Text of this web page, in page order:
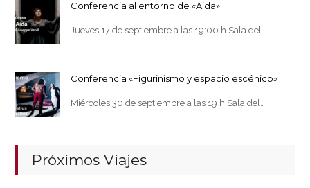
Conferencia al entorno de «Aida»
Jueves 17 de septiembre a las 19:00 h Sala del…
Conferencia «Figurinismo y espacio escénico»
Miércoles 30 de septiembre a las 19 h Sala del…
Próximos Viajes